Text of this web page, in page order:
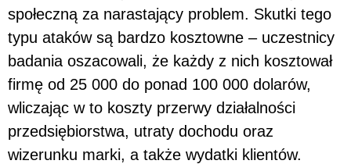
społeczną za narastający problem. Skutki tego
typu ataków są bardzo kosztowne – uczestnicy
badania oszacowali, że każdy z nich kosztował
firmę od 25 000 do ponad 100 000 dolarów,
wliczając w to koszty przerwy działalności
przedsiębiorstwa, utraty dochodu oraz
wizerunku marki, a także wydatki klientów.